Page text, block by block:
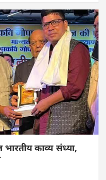
ar
e
काव्य संध्या,